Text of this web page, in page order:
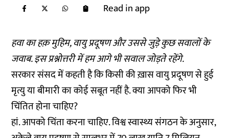
Read in app
हवा का हक़ मुहिम, वायु प्रदूषण और उससे जुड़े कुछ सवालों के
जवाब. इस प्रश्नोत्तरी में हम आगे भी सवाल जोड़ते रहेंगे.
सरकार संसद में कहती है कि किसी की ख़ास वायु प्रदूषण से हुई
मृत्यु या बीमारी का कोई सबूत नहीं है. क्या आपको फिर भी
चिंतित होना चाहिए?
हां. आपको चिंता करना चाहिए. विश्व स्वास्थ्य संगठन के अनुसार,